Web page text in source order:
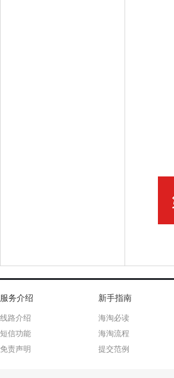
服务介绍
线路介绍
短信功能
免责声明
新手指南
海淘必读
海淘流程
提交范例